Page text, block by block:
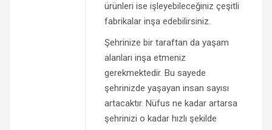
ürünleri ise işleyebileceğiniz çeşitli
fabrikalar inşa edebilirsiniz.
Şehrinize bir taraftan da yaşam
alanları inşa etmeniz
gerekmektedir. Bu sayede
şehrinizde yaşayan insan sayısı
artacaktır. Nüfus ne kadar artarsa
şehrinizi o kadar hızlı şekilde